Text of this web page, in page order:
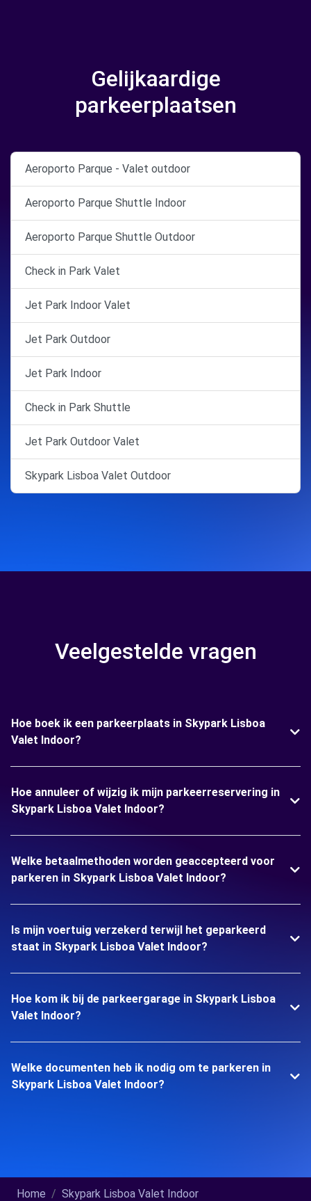
Gelijkaardige
parkeerplaatsen
Aeroporto Parque - Valet outdoor
Aeroporto Parque Shuttle Indoor
Aeroporto Parque Shuttle Outdoor
Check in Park Valet
Jet Park Indoor Valet
Jet Park Outdoor
Jet Park Indoor
Check in Park Shuttle
Jet Park Outdoor Valet
Skypark Lisboa Valet Outdoor
Veelgestelde vragen
Hoe boek ik een parkeerplaats in Skypark Lisboa
Valet Indoor?
Hoe annuleer of wijzig ik mijn parkeerreservering in
Skypark Lisboa Valet Indoor?
Welke betaalmethoden worden geaccepteerd voor
parkeren in Skypark Lisboa Valet Indoor?
Is mijn voertuig verzekerd terwijl het geparkeerd
staat in Skypark Lisboa Valet Indoor?
Hoe kom ik bij de parkeergarage in Skypark Lisboa
Valet Indoor?
Welke documenten heb ik nodig om te parkeren in
Skypark Lisboa Valet Indoor?
Home Skypark Lisboa Valet Indoor